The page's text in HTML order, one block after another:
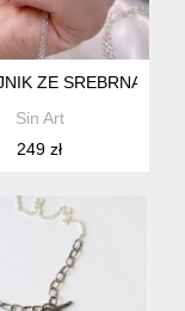
MAŁY WISIOREK
ZE SREBRNĄ
Sin Art
249 zł